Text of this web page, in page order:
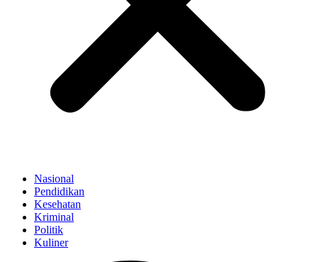
Nasional
Pendidikan
Kesehatan
Kriminal
Politik
Kuliner